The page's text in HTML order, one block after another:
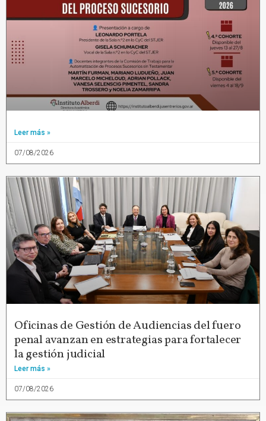
Leer más »
07/08/2026
Oficinas de Gestión de Audiencias del fuero
penal avanzan en estrategias para fortalecer
la gestión judicial
Leer más »
07/08/2026